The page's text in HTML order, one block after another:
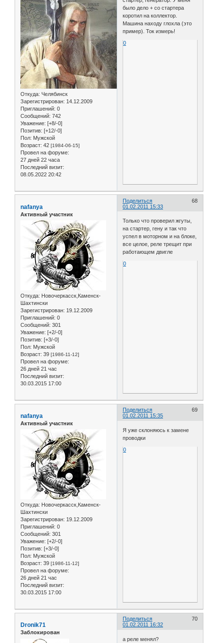
Откуда: Челябинск
Зарегистрирован: 14.12.2009
Приглашений: 0
Сообщений: 742
Уважение: [+8/-0]
Позитив: [+12/-0]
Пол: Мужской
Возраст: 42 [1984-06-15]
Провел на форуме:
27 дней 22 часа
Последний визит:
08.05.2022 20:42
было дело + со стартера
коротил на коллектор.
Машина находу глохла (это
пример). Ток измерь!
0
Поделиться
68
01.02.2011 15:33
nafanya
Активный участник
Откуда: Новочеркасск,Каменск-
Шахтински
Зарегистрирован: 19.12.2009
Приглашений: 0
Сообщений: 301
Уважение: [+2/-0]
Позитив: [+3/-0]
Пол: Мужской
Возраст: 39 [1986-11-12]
Провел на форуме:
26 дней 21 час
Последний визит:
30.03.2015 17:00
Только что проверил жгуты,
на стартер, гену и так что
успел в моторном и на блоке,
все целое, реле трещит при
работающем двигле
0
Поделиться
69
01.02.2011 15:35
nafanya
Активный участник
Откуда: Новочеркасск,Каменск-
Шахтински
Зарегистрирован: 19.12.2009
Приглашений: 0
Сообщений: 301
Уважение: [+2/-0]
Позитив: [+3/-0]
Пол: Мужской
Возраст: 39 [1986-11-12]
Провел на форуме:
26 дней 21 час
Последний визит:
30.03.2015 17:00
Я уже склоняюсь к замене
проводки
0
Поделиться
70
01.02.2011 16:32
Dronik71
Заблокирован
а реле менял?